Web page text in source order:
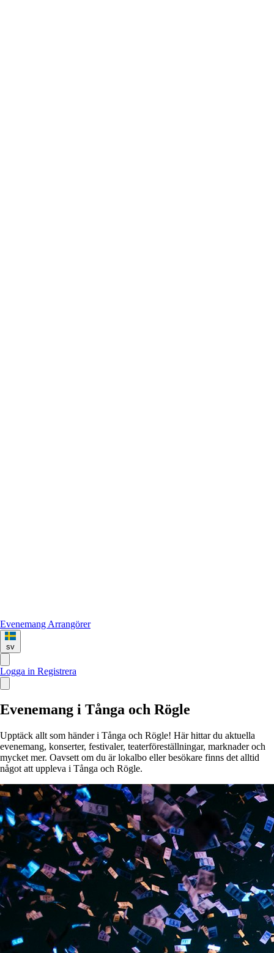
Evenemang Arrangörer
sv
Logga in Registrera
Evenemang i Tånga och Rögle
Upptäck allt som händer i Tånga och Rögle! Här hittar du aktuella
evenemang, konserter, festivaler, teaterföreställningar, marknader och
mycket mer. Oavsett om du är lokalbo eller besökare finns det alltid
något att uppleva i Tånga och Rögle.